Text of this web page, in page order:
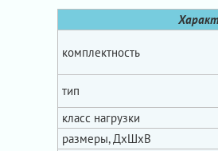
комплектность
тип
класс нагрузки
размеры, ДхШхВ